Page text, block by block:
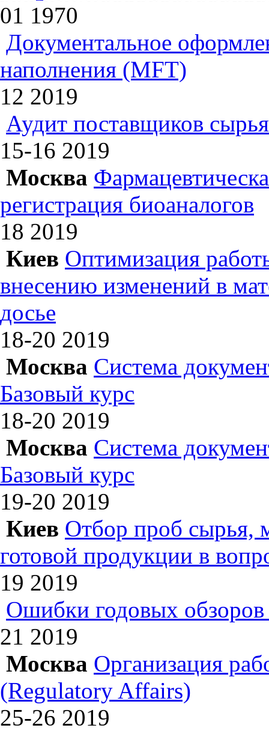
01 1970
Документальное
наполнения (MFT)
12 2019
Аудит поставщиков
15-16 2019
Москва
регистрация биоаналогов
18 2019
Киев Оптимизация
внесению изменений в
досье
18-20 2019
Москва Система
Базовый курс
18-20 2019
Москва Система
Базовый курс
19-20 2019
Киев Отбор проб сырья,
готовой продукции в
19 2019
Ошибки годовых обзоров
21 2019
Москва Организация
(Regulatory Affairs)
25-26 2019